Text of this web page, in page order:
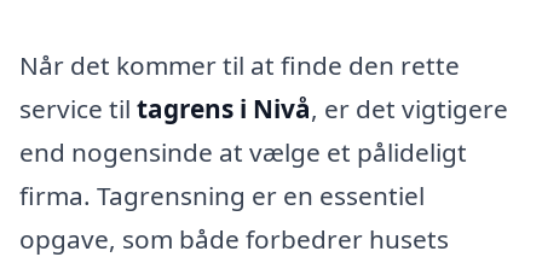
Når det kommer til at finde den rette
service til tagrens i Nivå, er det vigtigere
end nogensinde at vælge et pålideligt
firma. Tagrensning er en essentiel
opgave, som både forbedrer husets